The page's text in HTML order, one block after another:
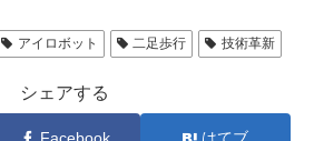
アイロボット 二足歩行 技術革新
シェアする